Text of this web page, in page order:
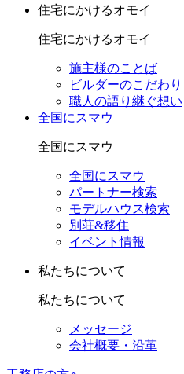
住宅にかけるオモイ
住宅にかけるオモイ
施主様のことば
ビルダーのこだわり
職人の語り継ぐ想い
全国にスマウ
全国にスマウ
全国にスマウ
パートナー検索
モデルハウス検索
別荘&移住
イベント情報
私たちについて
私たちについて
メッセージ
会社概要・沿革